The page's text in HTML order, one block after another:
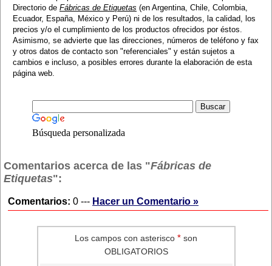
Directorio de Fábricas de Etiquetas (en Argentina, Chile, Colombia,
Ecuador, España, México y Perú) ni de los resultados, la calidad, los
precios y/o el cumplimiento de los productos ofrecidos por éstos.
Asimismo, se advierte que las direcciones, números de teléfono y fax
y otros datos de contacto son "referenciales" y están sujetos a
cambios e incluso, a posibles errores durante la elaboración de esta
página web.
Búsqueda personalizada
Comentarios acerca de las "Fábricas de
Etiquetas":
Comentarios: 0 --- Hacer un Comentario »
Los campos con asterisco * son
OBLIGATORIOS